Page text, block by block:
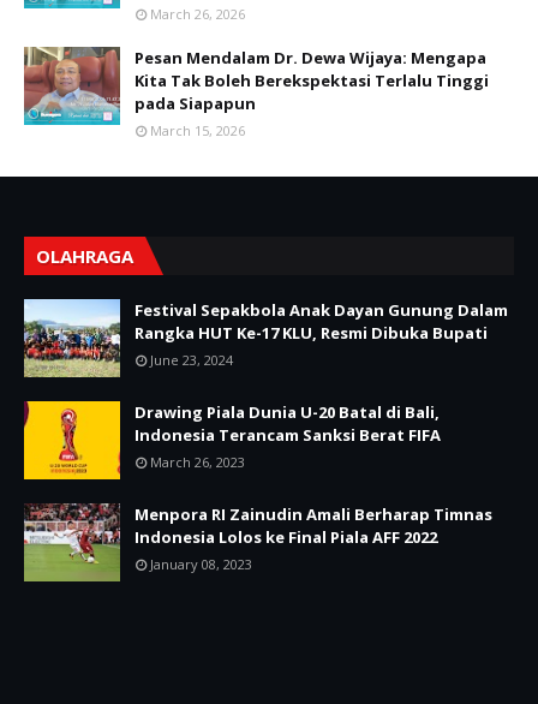
March 26, 2026
Pesan Mendalam Dr. Dewa Wijaya: Mengapa
Kita Tak Boleh Berekspektasi Terlalu Tinggi
pada Siapapun
March 15, 2026
OLAHRAGA
Festival Sepakbola Anak Dayan Gunung Dalam
Rangka HUT Ke-17 KLU, Resmi Dibuka Bupati
June 23, 2024
Drawing Piala Dunia U-20 Batal di Bali,
Indonesia Terancam Sanksi Berat FIFA
March 26, 2023
Menpora RI Zainudin Amali Berharap Timnas
Indonesia Lolos ke Final Piala AFF 2022
January 08, 2023